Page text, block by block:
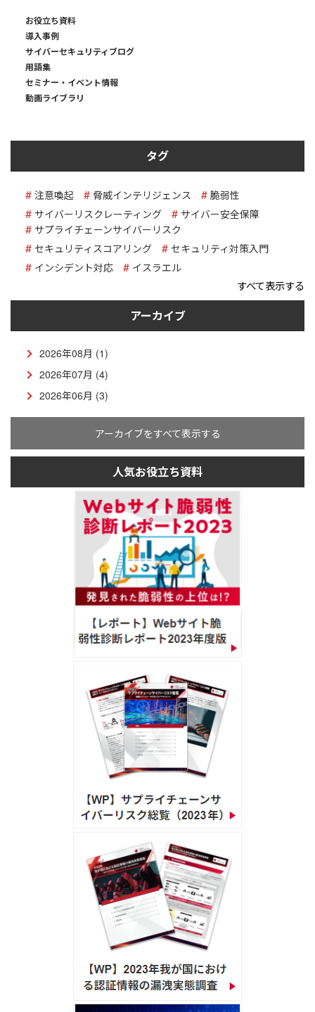
お役立ち資料
導入事例
サイバーセキュリティブログ
用語集
セミナー・イベント情報
動画ライブラリ
タグ
注意喚起 脅威インテリジェンス
脆弱性
サイバーリスクレーティング
サイバー安全保障
サプライチェーンサイバーリスク
セキュリティスコアリング
セキュリティ対策入門
インシデント対応
イスラエル
すべて表示する
アーカイブ
2026年08月 (1)
2026年07月 (4)
2026年06月 (3)
アーカイブをすべて表示する
人気お役立ち資料